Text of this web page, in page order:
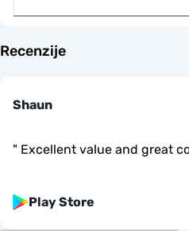
Recenzije
Shaun
" Excellent value and great
Play Store